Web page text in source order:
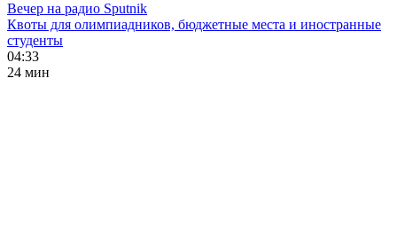
Вечер на радио Sputnik
Квоты для олимпиадников, бюджетные места и иностранные
студенты
04:33
24 мин